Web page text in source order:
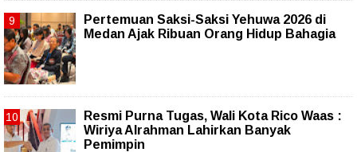
Pertemuan Saksi-Saksi Yehuwa 2026 di
Medan Ajak Ribuan Orang Hidup Bahagia
Resmi Purna Tugas, Wali Kota Rico Waas :
Wiriya Alrahman Lahirkan Banyak
Pemimpin